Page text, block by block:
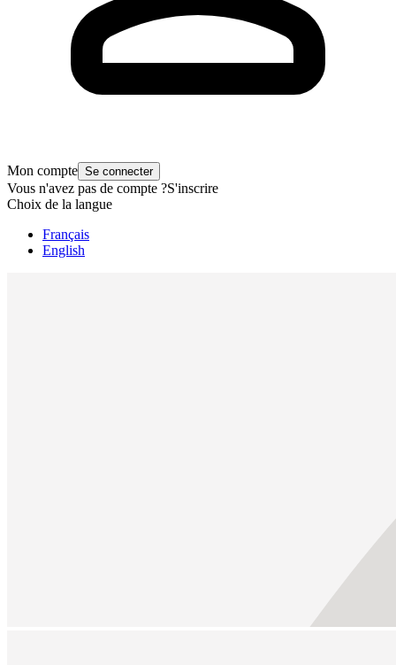
Mon compte Se connecter
Vous n'avez pas de compte ?S'inscrire
Choix de la langue
Français
English